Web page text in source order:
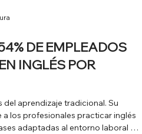
crecimiento . Especialmente
en fase de expansión
medios relevantes permite
usuarios y posicionar una
de Niddo , una startup catalana
de España y apostando por su
Su reciente apa